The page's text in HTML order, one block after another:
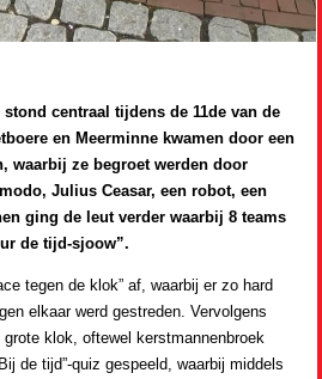
centraal tijdens de 11de van de
en Meerminne kwamen door een
waarbij ze begroet werden door
Julius Ceasar, een robot, een
ging de leut verder waarbij 8 teams
de tijd-sjoow”.
tegen de klok” af, waarbij er zo hard
elkaar werd gestreden. Vervolgens
klok, oftewel kerstmannenbroek
de tijd”-quiz gespeeld, waarbij middels